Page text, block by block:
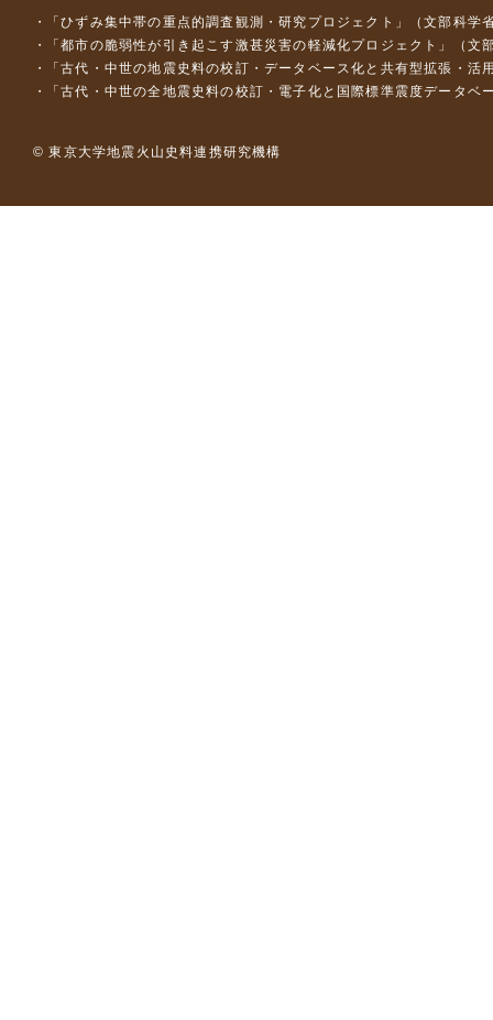
「ひずみ集中帯の重点的調査観測・研究プロジェクト」（文部科
「都市の脆弱性が引き起こす激甚災害の軽減化プロジェクト」（
「古代・中世の地震史料の校訂・データベース化と共有型拡張・
「古代・中世の全地震史料の校訂・電子化と国際標準震度データ
© 東京大学地震火山史料連携研究機構